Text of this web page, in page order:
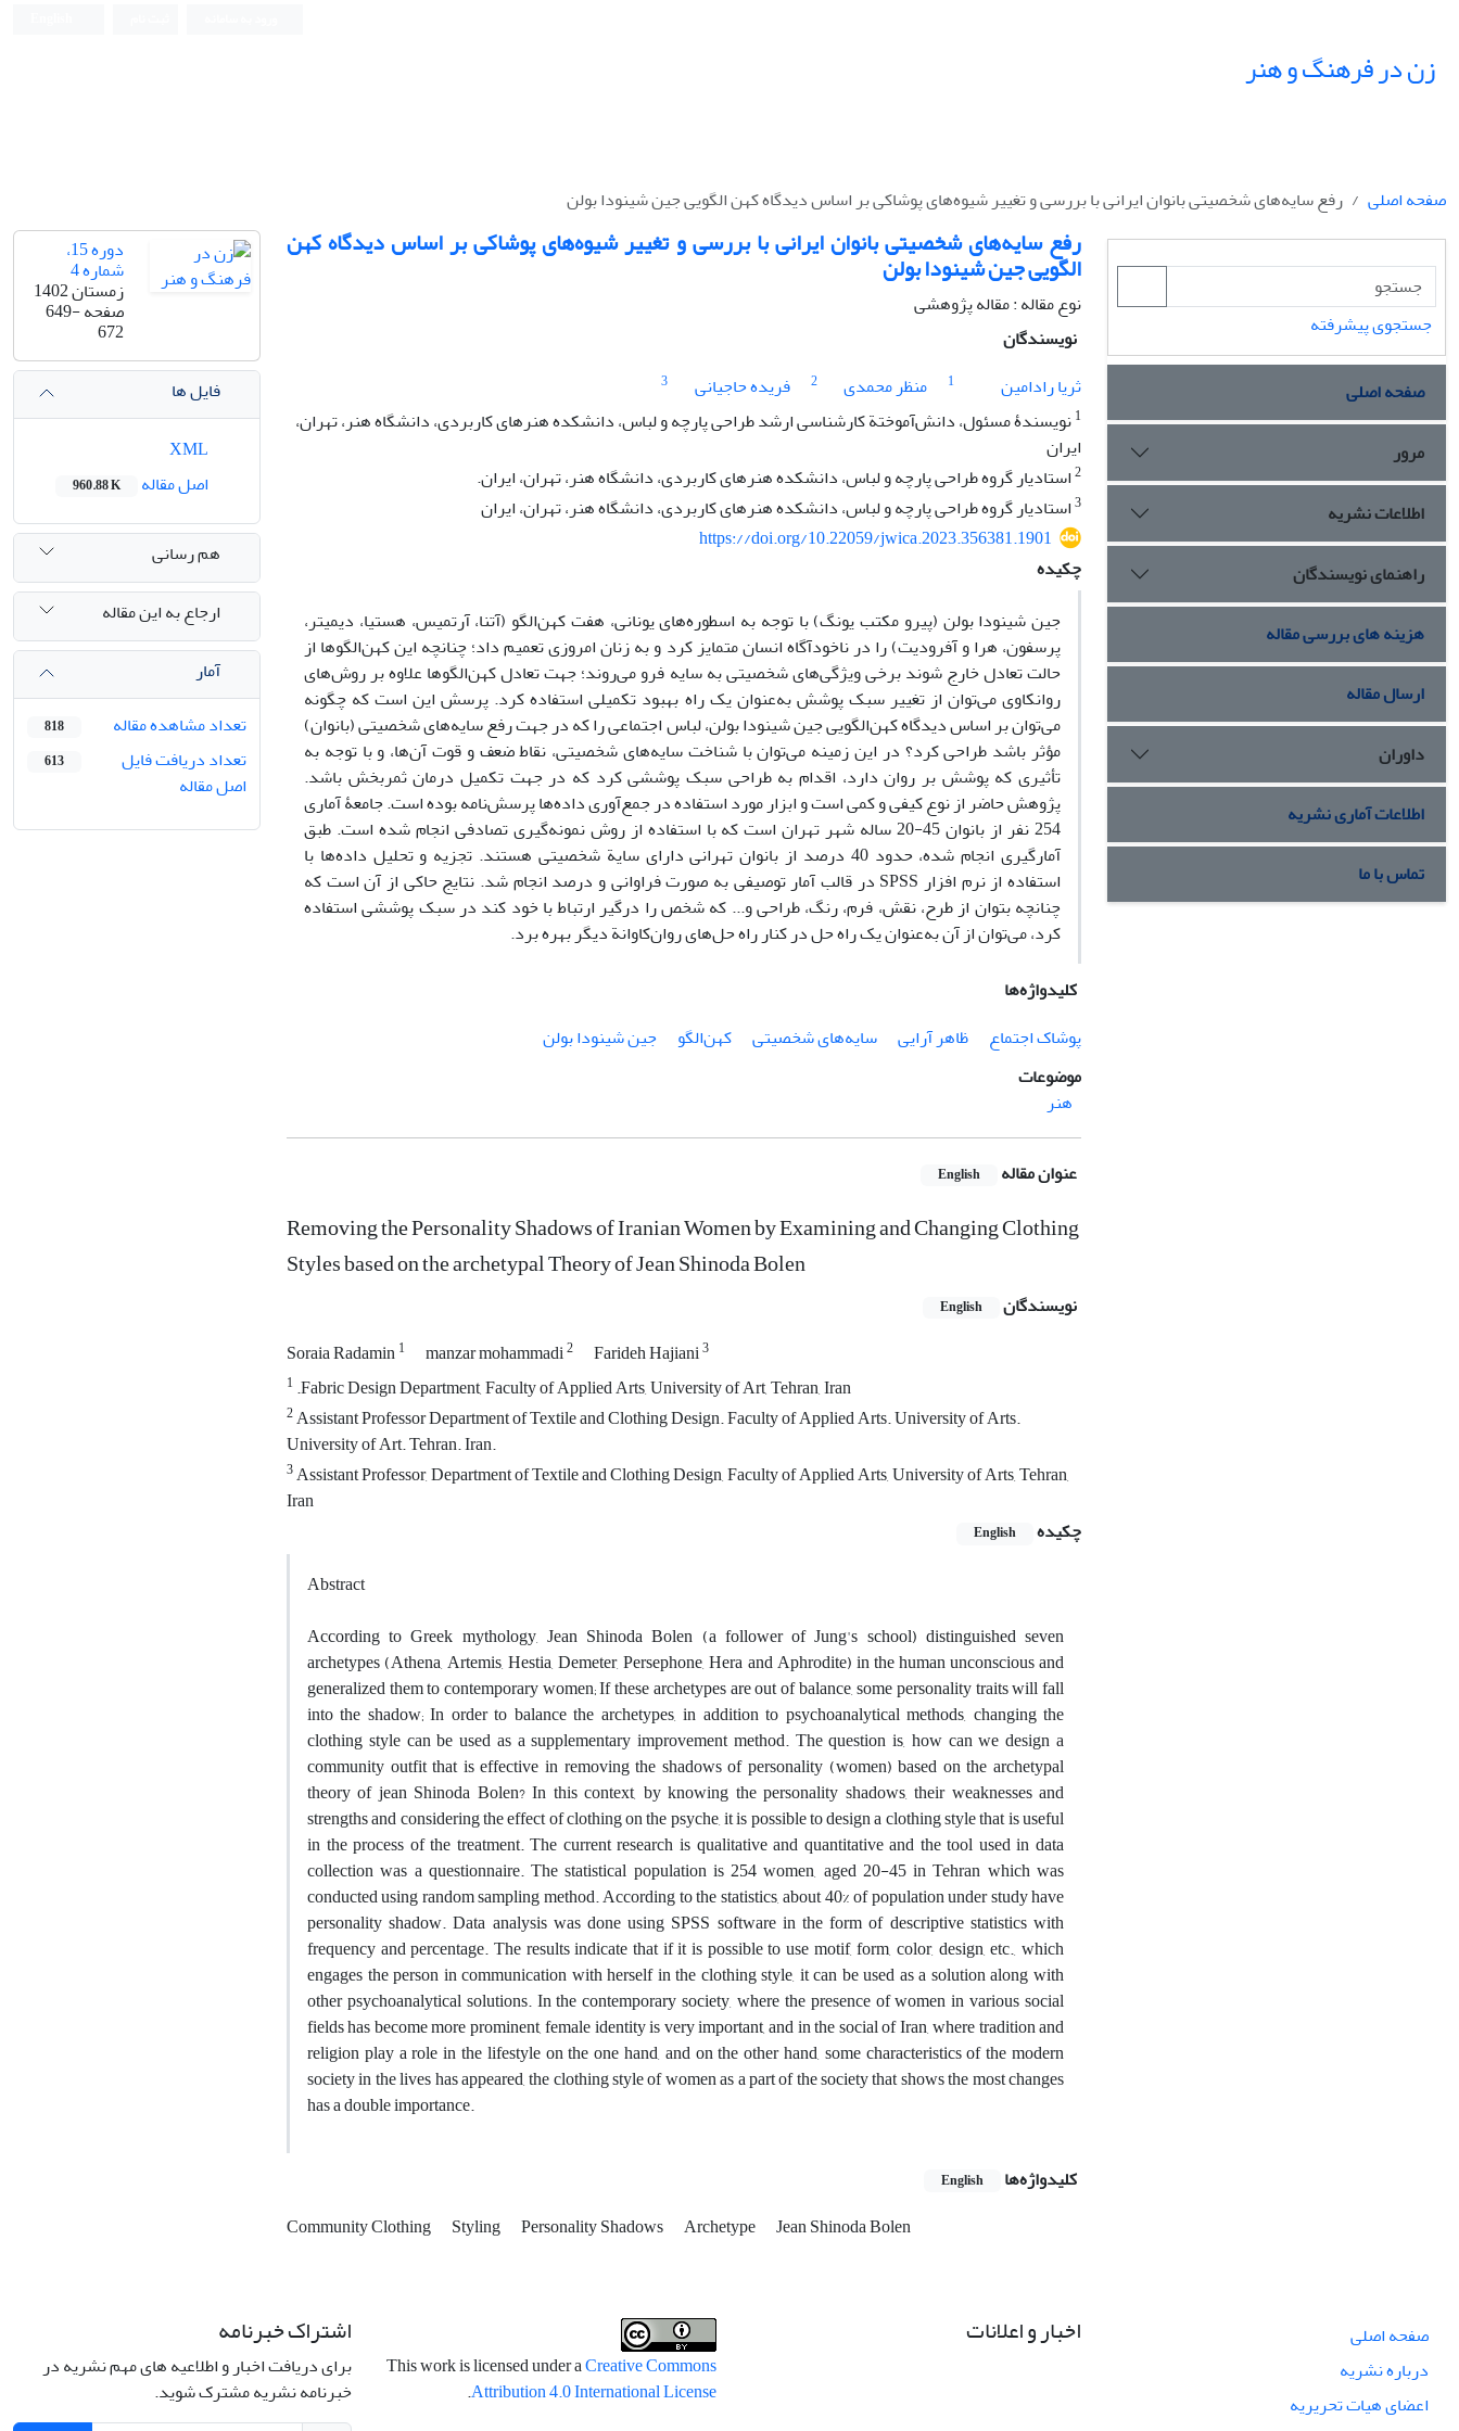
زن در فرهنگ و هنر
صفحه اصلی رفع سایه‌های شخصیتی بانوان ایرانی با بررسی و تغییر شیوه‌های پوشاکی بر اساس دیدگاه کهن الگویی جین شینودا بولن
رفع سایه‌های شخصیتی بانوان ایرانی با بررسی و تغییر شیوه‌های پوشاکی بر اساس دیدگاه کهن
الگویی جین شینودا بولن
نوع مقاله : مقاله پژوهشی
نویسندگان
ثریا رادامین
1 منظر محمدی 2 فریده حاجیانی
3
1نویسندۀ مسئول، دانش‌آموختة کارشناسی ارشد طراحی پارچه و لباس، دانشکده هنرهای کاربردی، دانشگاه هنر، تهران،
ایران
2استادیار گروه طراحی پارچه و لباس، دانشکده هنرهای کاربردی، دانشگاه هنر، تهران، ایران.
3استادیار گروه طراحی پارچه و لباس، دانشکده هنرهای کاربردی، دانشگاه هنر، تهران، ایران
https://doi.org/10.22059/jwica.2023.356381.1901
چکیده
جین شینودا بولن (پیرو مکتب یونگ) با توجه به اسطوره‌های یونانی، هفت کهن‌الگو (آتنا، آرتمیس، هستیا، دیمیتر،
پرسفون، هرا و آفرودیت) را در ناخودآگاه انسان متمایز کرد و به زنان امروزی تعمیم داد؛ چنانچه این کهن‌الگوها از
حالت تعادل خارج شوند برخی ویژگی‌های شخصیتی به سایه فرو می‌روند؛ جهت تعادل کهن‌الگوها علاوه بر روش‌های
روانکاوی می‌توان از تغییر سبک پوشش به‌عنوان یک راه بهبود تکمیلی استفاده کرد. پرسش این است که چگونه
می‌توان بر اساس دیدگاه کهن‌الگویی جین شینودا بولن، لباس اجتماعی را که در جهت رفع سایه‌های شخصیتی (بانوان)
مؤثر باشد طراحی کرد؟ در این زمینه می‌توان با شناخت سایه‌های شخصیتی، نقاط ضعف و قوت آن‌ها، و با توجه به
تأثیری که پوشش بر روان دارد، اقدام به طراحی سبک پوششی کرد که در جهت تکمیل درمان ثمربخش باشد.
پژوهش حاضر از نوع کیفی و کمی است و ابزار مورد استفاده در جمع‌آوری داده‌ها پرسش‌نامه بوده است. جامعۀ آماری
254 نفر از بانوان 45-20 ساله شهر تهران است که با استفاده از روش نمونه‌گیری تصادفی انجام شده است. طبق
آمارگیری انجام شده، حدود 40 درصد از بانوان تهرانی دارای سایة شخصیتی هستند. تجزیه و تحلیل داده‌ها با
استفاده از نرم افزار SPSS در قالب آمار توصیفی به صورت فراوانی و درصد انجام شد. نتایج حاکی از آن است که
چنانچه بتوان از طرح، نقش، فرم، رنگ، طراحی و... که شخص را درگیر ارتباط با خود کند در سبک پوششی استفاده
کرد، می‌توان از آن به‌عنوان یک راه حل در کنار راه حل‌های روان‌کاوانة دیگر بهره برد.
کلیدواژه‌ها
پوشاک اجتماع
ظاهر آرایی سایه‌های شخصیتی کهن‌الگو
جین شینودا بولن
موضوعات
هنر
عنوان مقاله English
Removing the Personality Shadows of Iranian Women by Examining and Changing Clothing
Styles based on the archetypal Theory of Jean Shinoda Bolen
نویسندگان English
Soraia Radamin1 manzar mohammadi2 Farideh Hajiani3
1 .Fabric Design Department, Faculty of Applied Arts, University of Art, Tehran, Iran
2Assistant Professor Department of Textile and Clothing Design. Faculty of Applied Arts. University of Arts.
University of Art. Tehran. Iran.
3Assistant Professor, Department of Textile and Clothing Design, Faculty of Applied Arts, University of Arts, Tehran,
Iran
چکیده
English
Abstract
According to Greek mythology, Jean Shinoda Bolen (a follower of Jung's school) distinguished seven
archetypes (Athena, Artemis, Hestia, Demeter, Persephone, Hera and Aphrodite) in the human unconscious and
generalized them to contemporary women; If these archetypes are out of balance, some personality traits will fall
into the shadow; In order to balance the archetypes, in addition to psychoanalytical methods, changing the
clothing style can be used as a supplementary improvement method. The question is, how can we design a
community outfit that is effective in removing the shadows of personality (women) based on the archetypal
theory of jean Shinoda Bolen? In this context, by knowing the personality shadows, their weaknesses and
strengths and considering the effect of clothing on the psyche, it is possible to design a clothing style that is useful
in the process of the treatment. The current research is qualitative and quantitative and the tool used in data
collection was a questionnaire. The statistical population is 254 women, aged 20-45 in Tehran which was
conducted using random sampling method. According to the statistics, about 40% of population under study have
personality shadow. Data analysis was done using SPSS software in the form of descriptive statistics with
frequency and percentage. The results indicate that if it is possible to use motif, form, color, design, etc., which
engages the person in communication with herself in the clothing style, it can be used as a solution along with
other psychoanalytical solutions. In the contemporary society, where the presence of women in various social
fields has become more prominent, female identity is very important, and in the social of Iran, where tradition and
religion play a role in the lifestyle on the one hand, and on the other hand, some characteristics of the modern
society in the lives has appeared, the clothing style of women as a part of the society that shows the most changes
has a double importance.
کلیدواژه‌ها English
Community Clothing Styling Personality Shadows Archetype Jean Shinoda Bolen
دوره 15،
شماره 4
زمستان 1402
صفحه649-
672
فایل ها
اصل مقاله
960.88 K
هم رسانی
ارجاع به این مقاله
آمار
تعداد مشاهده مقاله
818
تعداد دریافت فایل
اصل مقاله
613
جستجوی پیشرفته
صفحه اصلی
مرور
اطلاعات نشریه
راهنمای نویسندگان
هزینه های بررسی مقاله
ارسال مقاله
داوران
اطلاعات آماری نشریه
تماس با ما
صفحه اصلی
درباره نشریه
اعضای هیات تحریریه
اخبار و اعلانات
This work is licensed under aCreative Commons
Attribution 4.0 International License
.
اشتراک خبرنامه
برای دریافت اخبار و اطلاعیه های مهم نشریه در
خبرنامه نشریه مشترک شوید.